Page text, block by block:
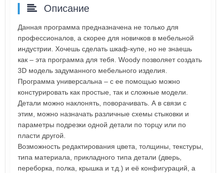
Описание
Данная программа предназначена не только для
профессионалов, а скорее для новичков в мебельной
индустрии. Хочешь сделать шкаф-купе, но не знаешь
как – эта программа для тебя. Woody позволяет создать
3D модель задуманного мебельного изделия.
Программа универсальна – с ее помощью можно
констурировать как простые, так и сложные модели.
Детали можно наклонять, поворачивать. А в связи с
этим, можно назначать различные схемы стыковки и
параметры подрезки одной детали по торцу или по
пласти другой.
Возможность редактирования цвета, толщины, текстуры,
типа материала, прикладного типа детали (дверь,
переборка, полка, крышка и т.д.) и её конфигураций, а